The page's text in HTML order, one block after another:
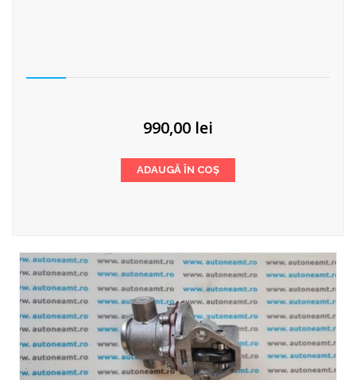
990,00 lei
ADAUGĂ ÎN COȘ